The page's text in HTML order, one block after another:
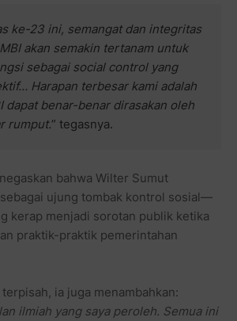
ke-23 ini, semangat dan integritas
akan semakin tertanam untuk
sebagai social control yang
Harapan terbesar kami adalah
dapat benar-benar dirasakan oleh
rumput.” tegasnya.
bahwa Wilter Sumut
ujung tombak kontrol sosial—
kerap menjadi sorotan publik ketika
praktik-praktik pemerintahan
ia juga menambahkan:
ilmiah yang saya peroleh. Semua ini